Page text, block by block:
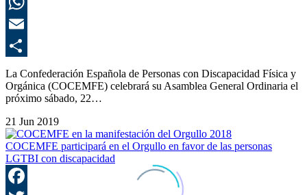
La Confederación Española de Personas con Discapacidad Física y
Orgánica (COCEMFE) celebrará su Asamblea General Ordinaria el
próximo sábado, 22…
21 Jun 2019
COCEMFE participará en el Orgullo en favor de las personas
LGTBI con discapacidad